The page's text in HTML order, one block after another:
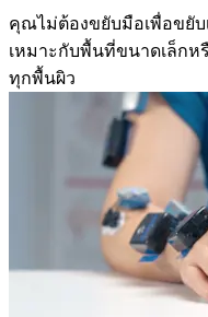
คุณไม่ต้องขยับมือเพื่อขยับ
เหมาะกับพื้นที่ขนาดเล็กห
ทุกพื้นผิว